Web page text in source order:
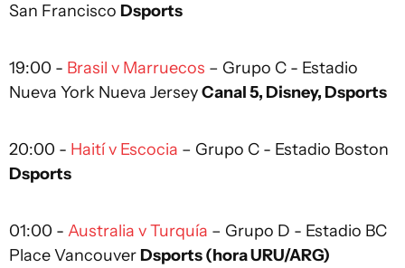
San Francisco Dsports
19:00 - Brasil v Marruecos – Grupo C - Estadio
Nueva York Nueva JerseyCanal 5, Disney, Dsports
20:00 - Haití v Escocia – Grupo C - Estadio Boston
Dsports
01:00 - Australia v Turquía – Grupo D - Estadio BC
Place Vancouver Dsports (hora URU/ARG)